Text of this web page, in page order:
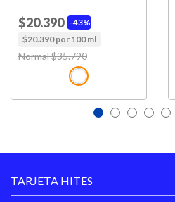
43%
$20.390
$20.390 por 100 ml
Price reduced from
Normal $35.790
TARJETA HITES